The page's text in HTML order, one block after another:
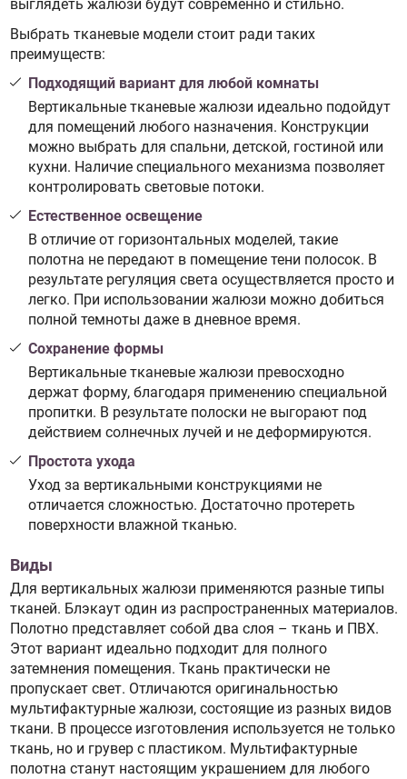
выглядеть жалюзи будут современно и стильно.
Выбрать тканевые модели стоит ради таких
преимуществ:
Подходящий вариант для любой комнаты
Вертикальные тканевые жалюзи идеально подойдут
для помещений любого назначения. Конструкции
можно выбрать для спальни, детской, гостиной или
кухни. Наличие специального механизма позволяет
контролировать световые потоки.
Естественное освещение
В отличие от горизонтальных моделей, такие
полотна не передают в помещение тени полосок. В
результате регуляция света осуществляется просто и
легко. При использовании жалюзи можно добиться
полной темноты даже в дневное время.
Сохранение формы
Вертикальные тканевые жалюзи превосходно
держат форму, благодаря применению специальной
пропитки. В результате полоски не выгорают под
действием солнечных лучей и не деформируются.
Простота ухода
Уход за вертикальными конструкциями не
отличается сложностью. Достаточно протереть
поверхности влажной тканью.
Виды
Для вертикальных жалюзи применяются разные типы
тканей. Блэкаут один из распространенных материалов.
Полотно представляет собой два слоя – ткань и ПВХ.
Этот вариант идеально подходит для полного
затемнения помещения. Ткань практически не
пропускает свет. Отличаются оригинальностью
мультифактурные жалюзи, состоящие из разных видов
ткани. В процессе изготовления используется не только
ткань, но и грувер с пластиком. Мультифактурные
полотна станут настоящим украшением для любого